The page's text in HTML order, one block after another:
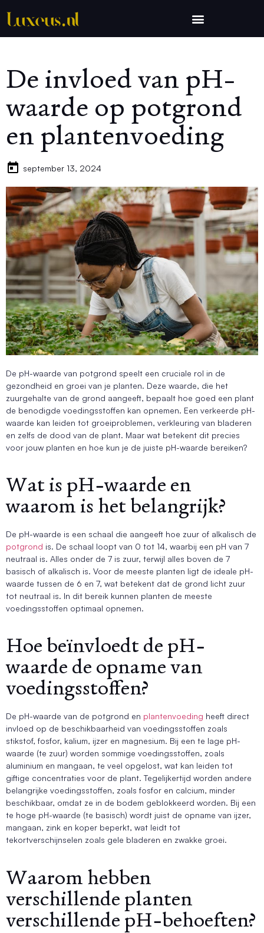
De invloed van pH-
waarde op potgrond
en plantenvoeding
september 13, 2024
De pH-waarde van potgrond speelt een cruciale rol in de
gezondheid en groei van je planten. Deze waarde, die het
zuurgehalte van de grond aangeeft, bepaalt hoe goed een plant
de benodigde voedingsstoffen kan opnemen. Een verkeerde pH-
waarde kan leiden tot groeiproblemen, verkleuring van bladeren
en zelfs de dood van de plant. Maar wat betekent dit precies
voor jouw planten en hoe kun je de juiste pH-waarde bereiken?
Wat is pH-waarde en
waarom is het belangrijk?
De pH-waarde is een schaal die aangeeft hoe zuur of alkalisch de
potgrond is. De schaal loopt van 0 tot 14, waarbij een pH van 7
neutraal is. Alles onder de 7 is zuur, terwijl alles boven de 7
basisch of alkalisch is. Voor de meeste planten ligt de ideale pH-
waarde tussen de 6 en 7, wat betekent dat de grond licht zuur
tot neutraal is. In dit bereik kunnen planten de meeste
voedingsstoffen optimaal opnemen.
Hoe beïnvloedt de pH-
waarde de opname van
voedingsstoffen?
De pH-waarde van de potgrond en plantenvoeding heeft direct
invloed op de beschikbaarheid van voedingsstoffen zoals
stikstof, fosfor, kalium, ijzer en magnesium. Bij een te lage pH-
waarde (te zuur) worden sommige voedingsstoffen, zoals
aluminium en mangaan, te veel opgelost, wat kan leiden tot
giftige concentraties voor de plant. Tegelijkertijd worden andere
belangrijke voedingsstoffen, zoals fosfor en calcium, minder
beschikbaar, omdat ze in de bodem geblokkeerd worden. Bij een
te hoge pH-waarde (te basisch) wordt juist de opname van ijzer,
mangaan, zink en koper beperkt, wat leidt tot
tekortverschijnselen zoals gele bladeren en zwakke groei.
Waarom hebben
verschillende planten
verschillende pH-behoeften?